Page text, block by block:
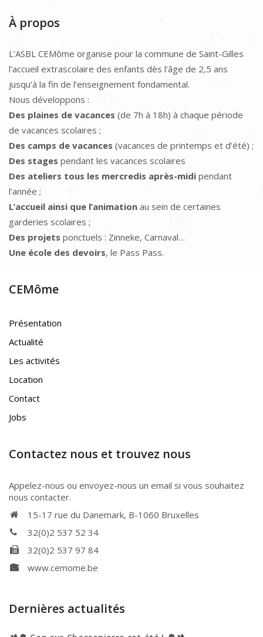
À propos
L’ASBL CEMôme organise pour la commune de Saint-Gilles
l’accueil extrascolaire des enfants dès l’âge de 2,5 ans
jusqu’à la fin de l’enseignement fondamental.
Nous développons :
Des plaines de vacances (de 7h à 18h) à chaque période
de vacances scolaires ;
Des camps de vacances (vacances de printemps et d’été) ;
Des stages pendant les vacances scolaires
Des ateliers tous les mercredis après-midi pendant
l’année ;
L’accueil ainsi que l’animation au sein de certaines
garderies scolaires ;
Des projets ponctuels : Zinneke, Carnaval…
Une école des devoirs, le Pass Pass.
CEMôme
Présentation
Actualité
Les activités
Location
Contact
Jobs
Contactez nous et trouvez nous
Appelez-nous ou envoyez-nous un email si vous souhaitez
nous contacter.
15-17 rue du Danemark, B-1060 Bruxelles
32(0)2 537 52 34
32(0)2 537 97 84
www.cemome.be
Dernières actualités